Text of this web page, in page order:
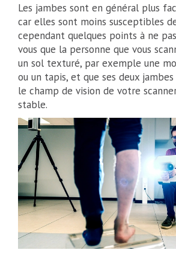
Les jambes sont en général plus
car elles sont moins susceptibles
cependant quelques points à ne
vous que la personne que vous
un sol texturé, par exemple une
ou un tapis, et que ses deux
le champ de vision de votre
stable.